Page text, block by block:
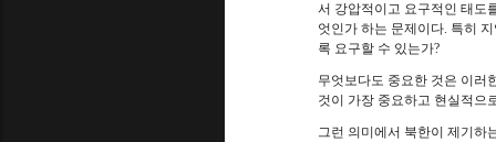
서 강압적이고 요구적인 태도
엇인가 하는 문제이다. 특히
록 요구할 수 있는가?
무엇보다도 중요한 것은 이러
것이 가장 중요하고 현실적으
그런 의미에서 북한이 제기하